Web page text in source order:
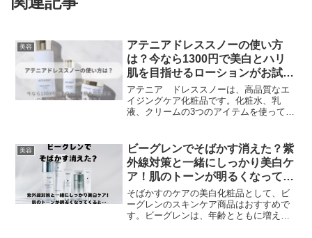
美容
アテニアドレススノーの使い方
は？今なら1300円で美白とハリ
肌を目指せるローションがお試し
できるよ♪
アテニア ドレススノーは、高品質なエ
イジングケア化粧品です。化粧水、乳
液、クリームの3つのアイテムを使って、
や、肌の機能を高める成分が配合されて
います。ドレススノーを使うことで、肌
のキメを整え、シワやたるみを改善し、
明るく輝く肌に導きます。ドレススノー
で、美肌を目指しましょう！
美容
ビーグレンでそばかす消えた？紫
外線対策と一緒にしっかり美白ケ
ア！肌のトーンが明るくなってく
ると…
そばかすのケアの美白化粧品として、ビ
ーグレンのスキンケア商品はおすすめで
す。ビーグレンは、年齢とともに増えた